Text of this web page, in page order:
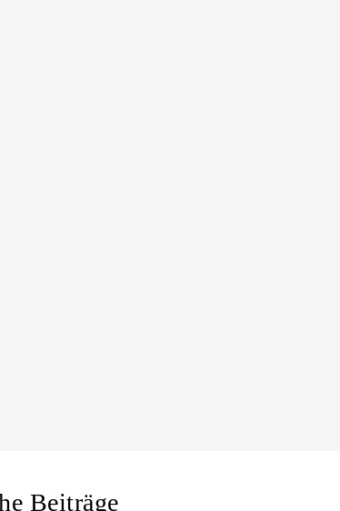
Beiträge